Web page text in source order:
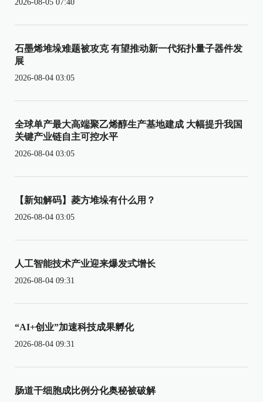
2026-08-05 07:40
石墨烯堆垛难题被攻克 有望推动新一代拓扑量子器件发
展
2026-08-04 03:05
全球单产最大高端聚乙烯醇生产基地建成 大幅提升我国
关键产业链自主可控水平
2026-08-04 03:05
【新知解码】菱方堆垛有什么用？
2026-08-04 03:05
人工智能技术产业迎来爆发式增长
2026-08-04 09:31
“AI+创业”加速科技成果孵化
2026-08-04 09:31
肠道干细胞成比例分化奥秘被破解